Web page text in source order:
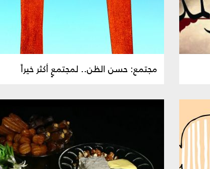
مجتمع: حسن الظن.. لمجتمعٍ أكثر خيراً